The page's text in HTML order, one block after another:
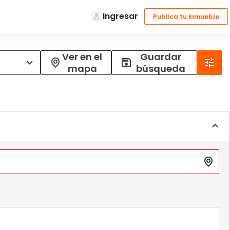
Ver en el
mapa
Guardar
búsqueda